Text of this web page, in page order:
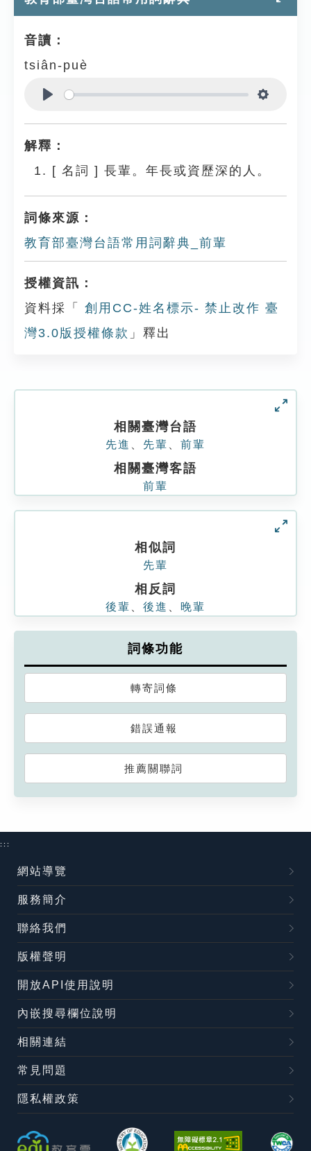
音讀：
tsiân-puè
解釋：
[ 名詞 ] 長輩。年長或資歷深的人。
詞條來源：
教育部臺灣台語常用詞辭典_前輩
授權資訊：
資料採「
創用CC-姓名標示- 禁止改作 臺
灣3.0版授權條款 」釋出
相關臺灣台語
先進 先輩 前輩
相關臺灣客語
前輩
相似詞
先輩
相反詞
後輩 後進 晚輩
詞條功能
轉寄詞條
錯誤通報
推薦關聯詞
:::
網站導覽
服務簡介
聯絡我們
版權聲明
開放API使用說明
內嵌搜尋欄位說明
相關連結
常見問題
隱私權政策